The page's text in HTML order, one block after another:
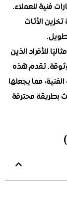
الذين
هذه
يجعلها
محترفة